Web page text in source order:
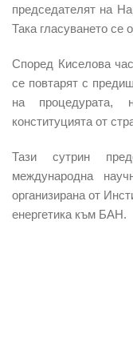
председателят на
Така гласуването се
Според Киселова
се повтарят с
на процедурата,
конституцията от
Тази сутрин
международна
организирана от
енергетика към БАН.